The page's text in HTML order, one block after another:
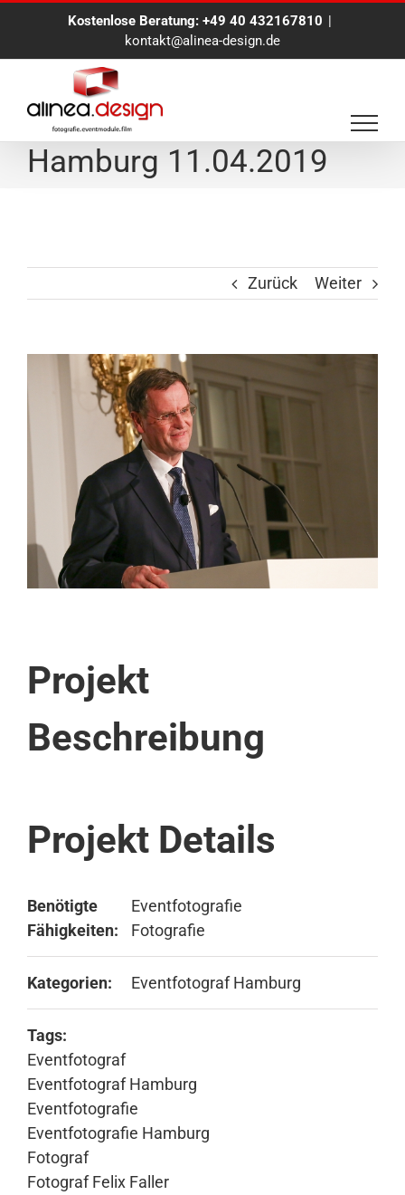
Kostenlose Beratung: +49 40 432167810 |
kontakt@alinea-design.de
Eventfotograf in
Hamburg 11.04.2019
Zurück Weiter
Projekt
Beschreibung
Projekt Details
Benötigte
Fähigkeiten:
Eventfotografie
Fotografie
Kategorien: Eventfotograf Hamburg
Tags:
Eventfotograf
Eventfotograf Hamburg
Eventfotografie
Eventfotografie Hamburg
Fotograf
Fotograf Felix Faller